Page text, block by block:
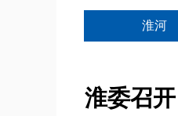
淮河
淮委召